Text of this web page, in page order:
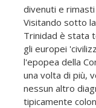
divenuti e
Visitando sotto
Trinidad è stata
gli europei
l'e­popea della
una volta di più,
nessun altro
tipicamente